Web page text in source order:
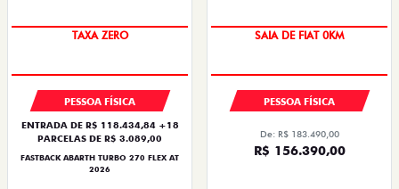
PESSOA FÍSICA
ENTRADA DE R$ 118.434,84 +18
PARCELAS DE R$ 3.089,00
FASTBACK ABARTH TURBO 270 FLEX AT
2026
PESSOA FÍSICA
De: R$ 183.490,00
R$ 156.390,00